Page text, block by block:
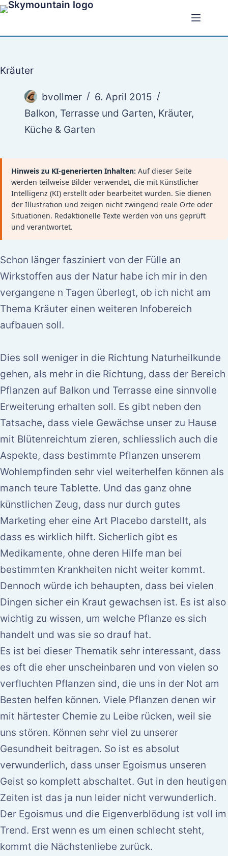
Zum
springen
Kräuter
bvollmer
6. April 2015
Balkon, Terrasse und Garten, Kräuter,
Küche & Garten
Hinweis zu KI-generierten Inhalten: Auf dieser Seite
werden teilweise Bilder verwendet, die mit Künstlicher
Intelligenz (KI) erstellt oder bearbeitet wurden. Sie dienen
der Illustration und zeigen nicht zwingend reale Orte oder
Situationen. Redaktionelle Texte werden von uns geprüft
und verantwortet.
Schon länger fasziniert von der Fülle an
Wirkstoffen aus der Natur habe ich mir in den
vergangene n Tagen überlegt, ob ich nicht am
Thema Kräuter einen weiteren Infobereich
aufbauen soll.
Dies soll weniger in die Richtung Naturheilkunde
gehen, als mehr in die Richtung, dass der Bereich
Pflanzen auf Balkon und Terrasse eine sinnvolle
Erweiterung erhalten soll. Es gibt neben den
Tatsache, dass viele Gewächse unser zu Hause
mit Blütenreichtum zieren, schliesslich auch die
Aspekte, dass bestimmte Pflanzen unserem
Wohlempfinden sehr viel weiterhelfen können als
manch teure Tablette. Und das ganz ohne
künstlichen Zeug, dass nur durch gutes
Marketing eher eine Art Placebo darstellt, als
dass es wirklich hilft. Sicherlich gibt es
Medikamente, ohne deren Hilfe man bei
bestimmten Krankheiten nicht weiter kommt.
Dennoch würde ich behaupten, dass bei vielen
Dingen sicher ein Kraut gewachsen ist. Es ist also
wichtig zu wissen, um welche Pflanze es sich
handelt und was sie so drauf hat.
Es ist bei dieser Thematik sehr interessant, dass
es oft die eher unscheinbaren und von vielen so
verfluchten Pflanzen sind, die uns in der Not am
Besten helfen können. Viele Pflanzen denen wir
mit härtester Chemie zu Leibe rücken, weil sie
uns stören. Können sehr viel zu unserer
Gesundheit beitragen. So ist es absolut
verwunderlich, dass unser Egoismus unseren
Geist so komplett abschaltet. Gut in den heutigen
Zeiten ist das ja nun leider nicht verwunderlich.
Der Egoismus und die Eigenverblödung ist voll im
Trend. Erst wenn es um einen schlecht steht,
kommt die Nächstenliebe zurück.